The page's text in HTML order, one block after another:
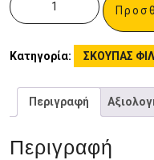
Κατηγορία: ΣΚΟΥΠΑΣ
Περιγραφή
Περιγραφή